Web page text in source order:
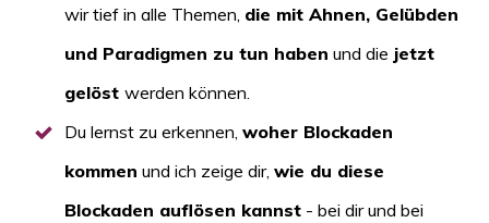
wir tief in alle Themen, die mit Ahnen, Gelübden
und Paradigmen zu tun haben und die jetzt
gelöst werden können.
Du lernst zu erkennen, woher Blockaden
kommen und ich zeige dir, wie du diese
Blockaden auflösen kannst - bei dir und bei